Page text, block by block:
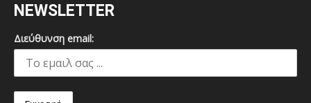
NEWSLETTER
Διεύθυνση email: